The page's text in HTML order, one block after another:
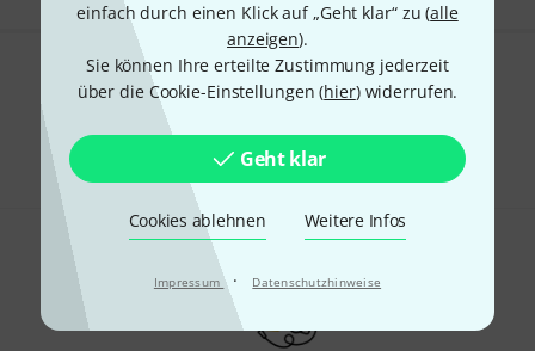
einfach durch einen Klick auf „Geht klar“ zu (alle
anzeigen).
Sie können Ihre erteilte Zustimmung jederzeit
über die Cookie-Einstellungen (hier) widerrufen.
Geht klar
Cookies ablehnen Weitere Infos
Impressum · Datenschutzhinweise
Gefällt Ihnen, was Sie sehen?
Teilen Hilfe & Feedback